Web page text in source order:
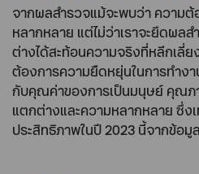
จากผลสำรวจแม้จะพบว่า ความ
หลากหลาย แต่ไม่ว่าเราจะยึดผล
ต่างได้สะท้อนความจริงที่หลีกเลี่
ต้องการความยืดหยุ่นในการทำง
กับคุณค่าของการเป็นมนุษย์ คุณภ
แตกต่างและความหลากหลาย ซึ่ง
ประสิทธิภาพในปี 2023 นี้จากข้อ